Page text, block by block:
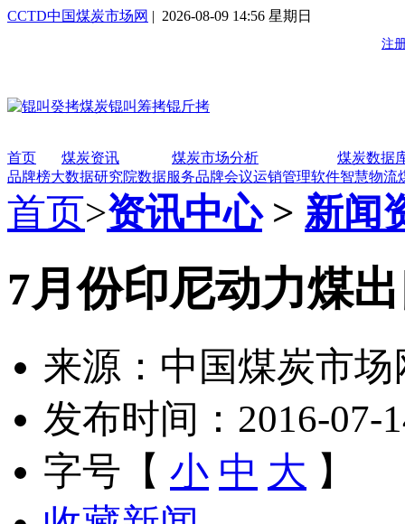
CCTD中国煤炭市场网 | 2026-08-09 14:56 星期日
首页 煤炭资讯 煤炭市场分析
煤炭数据
品牌榜大数据研究院数据服务品牌会议运销管理软件智慧物流
首页>资讯中心> 新闻
7月份印尼动力煤
来源：中国煤炭市场
发布时间：2016-07-
字号【 小 中 大 】